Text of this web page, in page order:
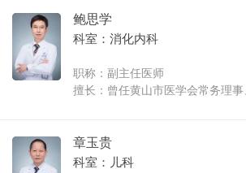
南京医科大学附属杭州市第一人民
附属第一医院进修、学习。在重症
鲍思学
科室：消化内科
职称：副主任医师
擅长：曾任黄山市医学会常务理事
事内科临床诊疗工作四十年，在《
志》、《实用内科杂志》、《斯堪
章玉贵
科室：儿科